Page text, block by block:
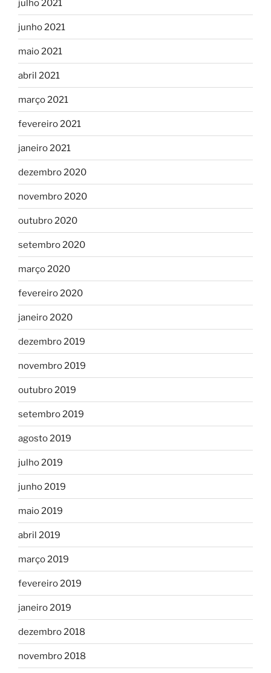
julho 2021
junho 2021
maio 2021
abril 2021
março 2021
fevereiro 2021
janeiro 2021
dezembro 2020
novembro 2020
outubro 2020
setembro 2020
março 2020
fevereiro 2020
janeiro 2020
dezembro 2019
novembro 2019
outubro 2019
setembro 2019
agosto 2019
julho 2019
junho 2019
maio 2019
abril 2019
março 2019
fevereiro 2019
janeiro 2019
dezembro 2018
novembro 2018